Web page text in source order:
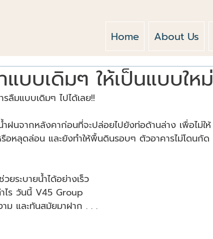
Home About Us
แบบเดิมๆ ให้เป็นแบบใหม่
ลืมแบบเดิมๆ ไปได้เลย!!
ฝนจากหลังคาก่อนที่จะปล่อยไปยังท่อด้านล่าง เพื่อไม่ให้
อหลุดล่อน และยังทำให้พื้นดินรอบๆ ตัวอาคารไม่โดนกัด
ยระบายน้ำได้อย่างเร็ว
ไร วันนี้ V45 Group
ม และทันสมัยมาฝาก . . .